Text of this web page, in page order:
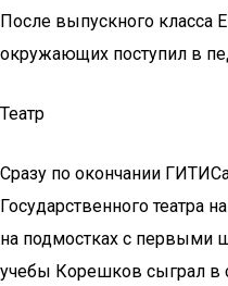
После выпускного класса
окружающих поступил в
Театр
Сразу по окончании
Государственного театра
на подмостках с первыми
учебы Корешков сыграл в